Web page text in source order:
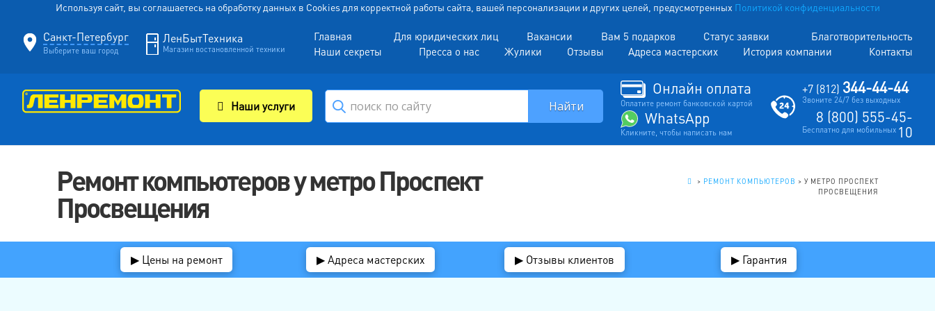
Используя сайт, вы соглашаетесь на обработку данных в Cookies для корректной работы сайта, вашей персонализации и других целей, предусмотренных Политикой конфиденциальности
Санкт-Петербург
Выберите ваш город
ЛенБытТехника
Магазин востановленной техники
Главная Для юридических лиц Вакансии Вам 5 подарков Статус заявки
Благотворительность
Наши секреты
Пресса о нас Жулики Отзывы Адреса мастерских История компании Контакты
Наши услуги
Онлайн оплата
Оплатите ремонт банковской картой
WhatsApp
Кликните, чтобы написать нам
+7 (812) 344-44-44
Звоните 24/7 без выходных
8 (800) 555-45-
10
Бесплатно для мобильных
Ремонт компьютеров у метро Проспект
Просвещения
> РЕМОНТ КОМПЬЮТЕРОВ > У МЕТРО ПРОСПЕКТ
ПРОСВЕЩЕНИЯ
▶ Цены на ремонт ▶ Адреса мастерских ▶ Отзывы клиентов ▶ Гарантия